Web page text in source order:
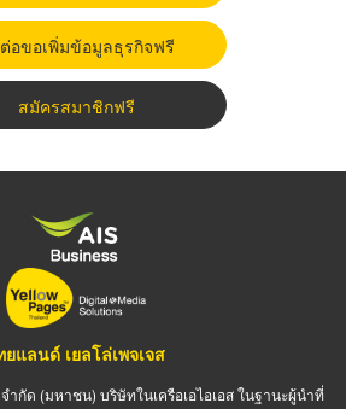
อขอเพิ่มข้อมูลธุรกิจฟรี
สมัครสมาชิกฟรี
ยแลนด์ เยลโล่เพจเจส
ำกัด (มหาชน) บริษัทในเครือเอไอเอส ในฐานะผู้นำที่